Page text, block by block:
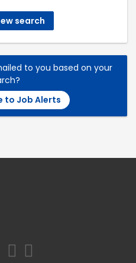
search
to you based on your
to Job Alerts